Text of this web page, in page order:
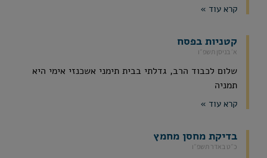
קרא עוד »
קטניות בפסח
א׳ בניסן תשפ״ו
שלום לכבוד הרב, גדלתי בבית תימני אשכנזי אימי היא
תמניה
קרא עוד »
בדיקת מחסן מחמץ
כ״ט באדר תשפ״ו